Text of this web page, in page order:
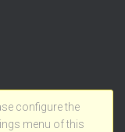
configure the
menu of this